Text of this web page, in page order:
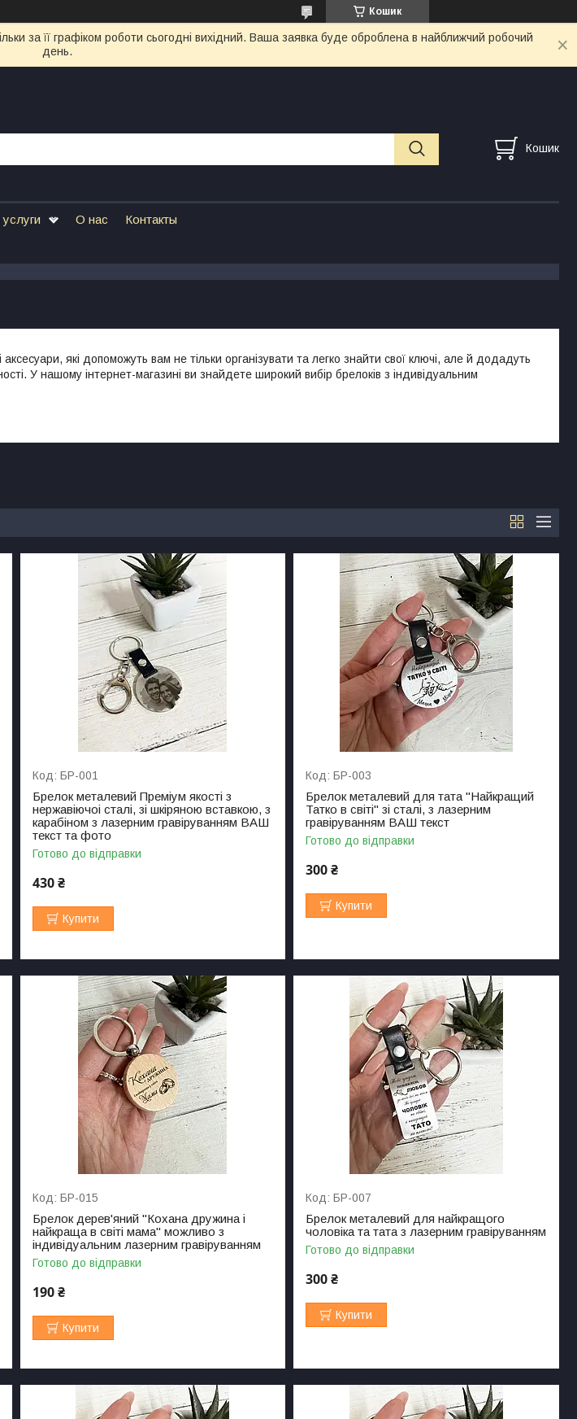
Кошик
за її графіком роботи сьогодні вихідний. Ваша заявка буде оброблена в найближчий робочий
день.
Кошик
О нас Контакты
які допоможуть вам не тільки організувати та легко знайти свої ключі, але й додадуть
У нашому інтернет-магазині ви знайдете широкий вибір брелоків з індивідуальним
БР-001
Брелок металевий Преміум якості з
нержавіючоі сталі, зі шкіряною вставкою, з
карабіном з лазерним гравіруванням ВАШ
текст та фото
Готово до відправки
430 ₴
Купити
БР-003
Брелок металевий для тата "Найкращий
Татко в світі" зі сталі, з лазерним
гравіруванням ВАШ текст
Готово до відправки
300 ₴
Купити
БР-015
Брелок дерев'яний "Кохана дружина і
найкраща в світі мама" можливо з
індивідуальним лазерним гравіруванням
Готово до відправки
190 ₴
Купити
БР-007
Брелок металевий для найкращого
чоловіка та тата з лазерним гравіруванням
Готово до відправки
300 ₴
Купити